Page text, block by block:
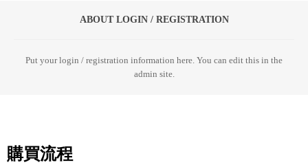
ABOUT LOGIN / REGISTRATION
Put your login / registration information here. You can edit this in the
admin site.
購買流程